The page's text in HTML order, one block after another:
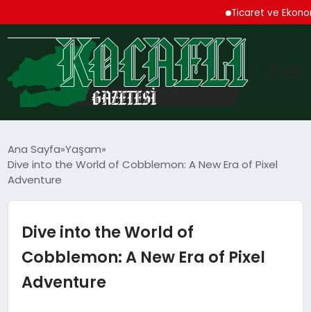
Ticaret ve Ekonomik
TEKNOLOJI
MAGAZIN
Ana Sayfa Yaşam
Dive into the World of Cobblemon: A New Era of Pixel
Adventure
Dive into the World of
Cobblemon: A New Era of Pixel
Adventure